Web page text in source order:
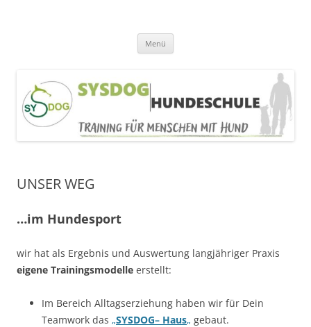
Menü
UNSER WEG
…im Hundesport
wir hat als Ergebnis und Auswertung langjähriger Praxis
eigene Trainingsmodelle erstellt:
Im Bereich Alltagserziehung haben wir für Dein
Teamwork das „SYSDOG– Haus„ gebaut.